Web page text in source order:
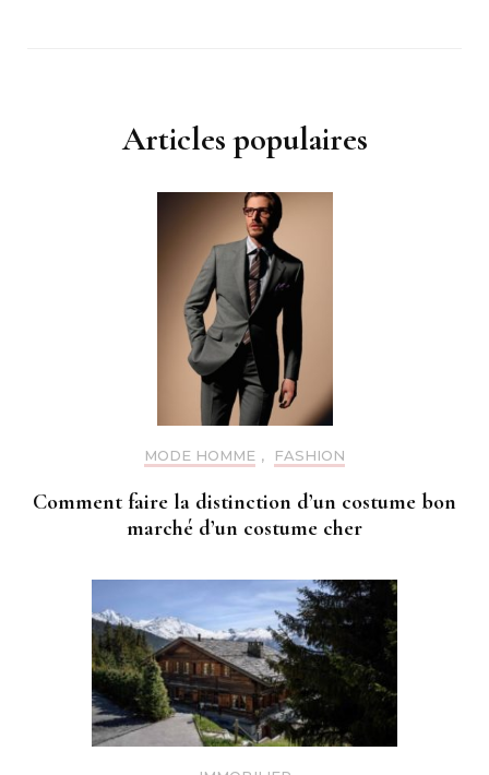
Articles populaires
MODE HOMME , FASHION
Comment faire la distinction d’un costume bon
marché d’un costume cher